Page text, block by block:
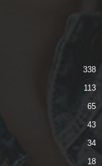
338
113
65
43
34
18